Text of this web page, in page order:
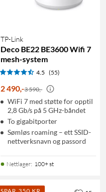
TP-Link
Deco BE22 BE3600 Wifi 7
mesh-system
4.5 (55)
2 490,-3 590,-
WiFi 7 med støtte for opptil
2,8 Gb/s på 5 GHz-båndet
To gigabitporter
Sømløs roaming – ett SSID-
nettverksnavn og passord
Nettlager: 100+ st